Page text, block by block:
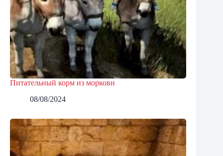
Питательный корм из моркови
08/08/2024